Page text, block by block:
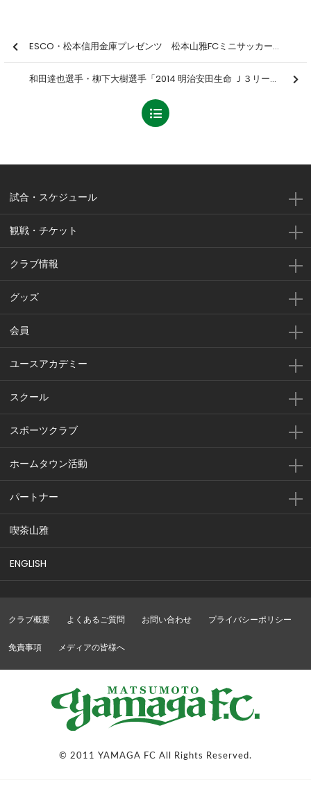
ESCO・松本信用金庫プレゼンツ 松本山雅FCミニサッカー大会開催のお知らせ
和田達也選手・柳下大樹選手「2014 明治安田生命 Ｊ３リーグ U-22選抜・第22節Ｙ.Ｓ.Ｃ.Ｃ．横浜戦」エントリー選手へ選出のお知らせ
試合・スケジュール
観戦・チケット
クラブ情報
グッズ
会員
ユースアカデミー
スクール
スポーツクラブ
ホームタウン活動
パートナー
喫茶山雅
ENGLISH
クラブ概要 よくあるご質問 お問い合わせ プライバシーポリシー
免責事項 メディアの皆様へ
© 2011 YAMAGA FC All Rights Reserved.